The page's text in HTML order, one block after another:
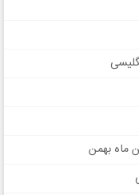
ماه بهمن